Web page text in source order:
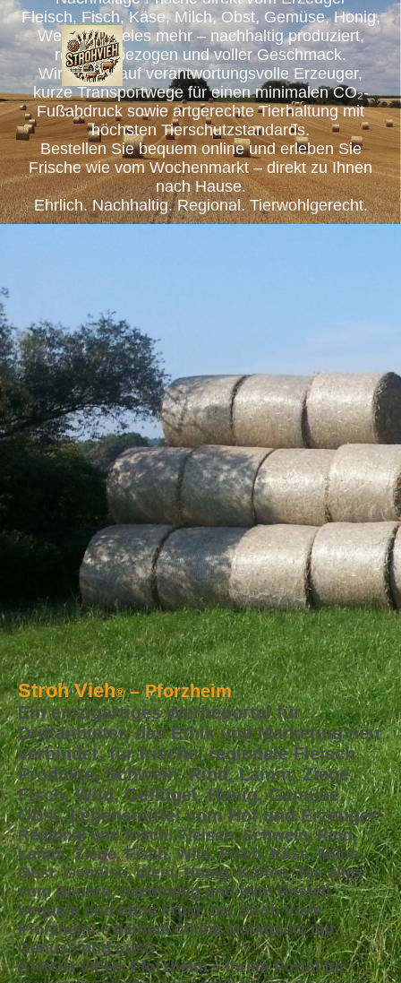
Fleisch, Fisch, Käse, Milch, Obst, Gemüse, Honig,
Wein und vieles mehr – nachhaltig produziert,
regional bezogen und voller Geschmack.
Wir setzen auf verantwortungsvolle Erzeuger,
kurze Transportwege für einen minimalen CO₂-
Fußabdruck sowie artgerechte Tierhaltung mit
höchsten Tierschutzstandards.
Bestellen Sie bequem online und erleben Sie
Frische wie vom Wochenmarkt – direkt zu Ihnen
nach Hause.
Ehrlich. Nachhaltig. Regional. Tierwohlgerecht.
Stroh Vieh®– Pforzheim
Ein einzigartiges Werbeportal für
Drittanbieter, das Ethik und Marketing neu
verbindet, für frische, regionale Fleisch,
Produkte, Schwein, Rind, Lamm, Ziege,
Fisch, Wild, Geflügel, Honig, Gemüse,
Obst, Lebensmittel vom Hof und Erzeuger!
Regional und frisch! Fleisch, Schwein, Rind,
Lamm, Ziege, Fisch, Wild, Fisch, Käse, Milch,
Obst, Gemüse, Wein, Honig, Kaffee, Tee alles
vom Bauern, nachhaltig und fein! Bestell
bequem und ohne Frust, bei Stroh Vieh
Pforzheim – deinem online Marktplatz mit
Genuss und Lust!
STROH VIEH®Pforzheim – Ihrem Portal für